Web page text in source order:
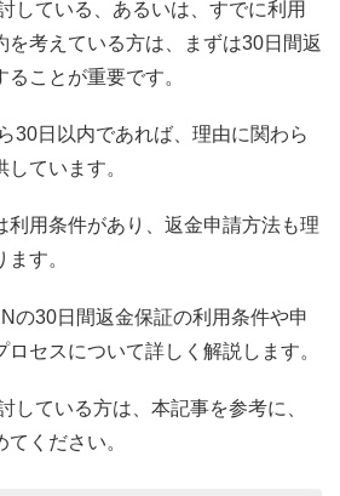
している、あるいは、すでに利用
を考えている方は、まずは30日間返
ことが重要です。
30日以内であれば、理由に関わら
ています。
利用条件があり、返金申請方法も理
す。
の30日間返金保証の利用条件や申
セスについて詳しく解説します。
している方は、本記事を参考に、
ください。